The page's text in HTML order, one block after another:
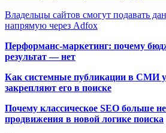
Владельцы сайтов смогут подавать
напрямую через Adfox
Перформанс-маркетинг: почему
результат — нет
Как системные публикации в СМИ
закрепляют его в поиске
Почему классическое SEO больше
продвижения в новой логике поиска